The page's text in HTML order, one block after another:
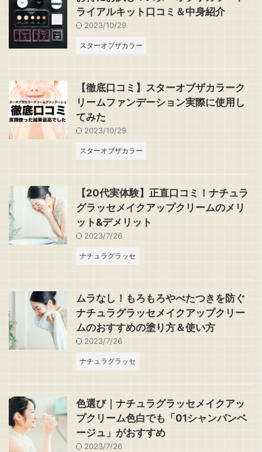
ライアルキット口コミ＆中身紹介
2023/10/29
スターオブザカラー
【徹底口コミ】スターオブザカラーク
リームファンデーション実際に使用し
てみた
2023/10/29
スターオブザカラー
【20代実体験】正直口コミ！ナチュラ
グラッセメイクアップクリームのメリ
ット&デメリット
2023/7/26
ナチュラグラッセ
ムラなし！もろもろやべたつきを防ぐ
ナチュラグラッセメイクアップクリー
ムのおすすめの塗り方＆使い方
2023/7/26
ナチュラグラッセ
色選び｜ナチュラグラッセメイクアッ
プクリーム色白でも「01シャンパンベ
ージュ」がおすすめ
2023/7/26